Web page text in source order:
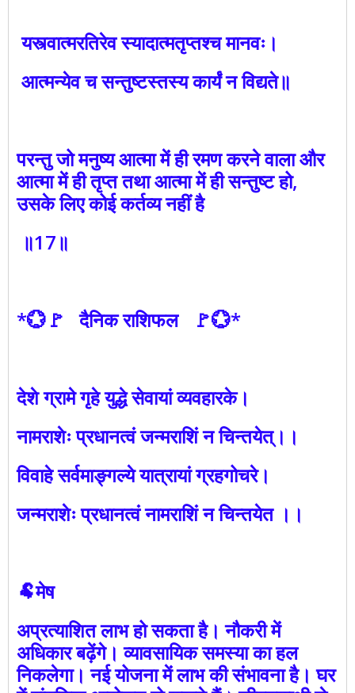
यस्त्वात्मरतिरेव स्यादात्मतृप्तश्च मानवः।
आत्मन्येव च सन्तुष्टस्तस्य कार्यं न विद्यते॥
परन्तु जो मनुष्य आत्मा में ही रमण करने वाला और
आत्मा में ही तृप्त तथा आत्मा में ही सन्तुष्ट हो,
उसके लिए कोई कर्तव्य नहीं है
॥17॥
*💮🚩 दैनिक राशिफल 🚩💮*
देशे ग्रामे गृहे युद्धे सेवायां व्यवहारके।
नामराशेः प्रधानत्वं जन्मराशिं न चिन्तयेत्।।
विवाहे सर्वमाङ्गल्ये यात्रायां ग्रहगोचरे।
जन्मराशेः प्रधानत्वं नामराशिं न चिन्तयेत ।।
🐏मेष
अप्रत्याशित लाभ हो सकता है। नौकरी में
अधिकार बढ़ेंगे। व्यावसायिक समस्या का हल
निकलेगा। नई योजना में लाभ की संभावना है। घर